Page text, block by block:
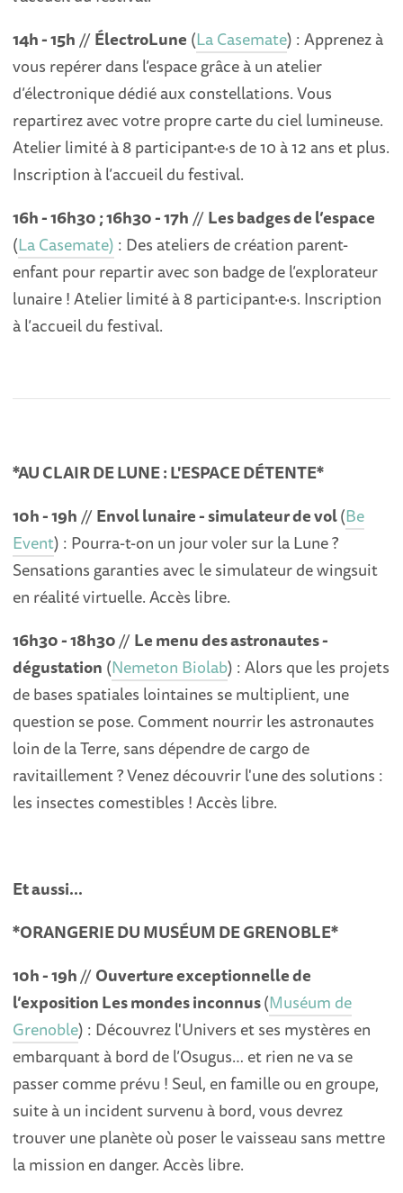
14h - 15h//ÉlectroLune (La Casemate) : Apprenez à
vous repérer dans l’espace grâce à un atelier
d’électronique dédié aux constellations. Vous
repartirez avec votre propre carte du ciel lumineuse.
Atelier limité à 8 participant·e·s de 10 à 12 ans et plus.
Inscription à l’accueil du festival.
16h - 16h30 ; 16h30 - 17h//Les badges de l’espace
(La Casemate) : Des ateliers de création parent-
enfant pour repartir avec son badge de l’explorateur
lunaire ! Atelier limité à 8 participant·e·s. Inscription
à l’accueil du festival.
*AU CLAIR DE LUNE : L'ESPACE DÉTENTE*
10h - 19h//Envol lunaire - simulateur de vol(Be
Event) : Pourra-t-on un jour voler sur la Lune ?
Sensations garanties avec le simulateur de wingsuit
en réalité virtuelle. Accès libre.
16h30 - 18h30//Le menu des astronautes -
dégustation (Nemeton Biolab) : Alors que les projets
de bases spatiales lointaines se multiplient, une
question se pose. Comment nourrir les astronautes
loin de la Terre, sans dépendre de cargo de
ravitaillement ? Venez découvrir l'une des solutions :
les insectes comestibles ! Accès libre.
Et aussi…
*ORANGERIE DU MUSÉUM DE GRENOBLE*
10h - 19h//Ouverture exceptionnelle de
l’exposition Les mondes inconnus(Muséum de
Grenoble) : Découvrez l'Univers et ses mystères en
embarquant à bord de l’Osugus… et rien ne va se
passer comme prévu ! Seul, en famille ou en groupe,
suite à un incident survenu à bord, vous devrez
trouver une planète où poser le vaisseau sans mettre
la mission en danger. Accès libre.